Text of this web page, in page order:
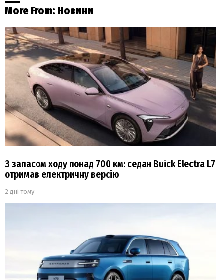
More From: Новини
З запасом ходу понад 700 км: седан Buick Electra L7
отримав електричну версію
2 дні тому